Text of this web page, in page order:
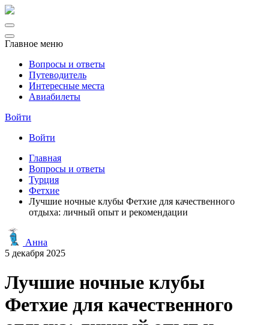
Главное меню
Вопросы и ответы
Путеводитель
Интересные места
Авиабилеты
Войти
Войти
Главная
Вопросы и ответы
Турция
Фетхие
Лучшие ночные клубы Фетхие для качественного
отдыха: личный опыт и рекомендации
Анна
5 декабря 2025
Лучшие ночные клубы
Фетхие для качественного